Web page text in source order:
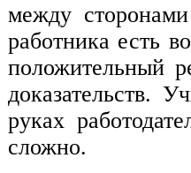
между
работника есть
положительный
доказательств.
руках
сложно.